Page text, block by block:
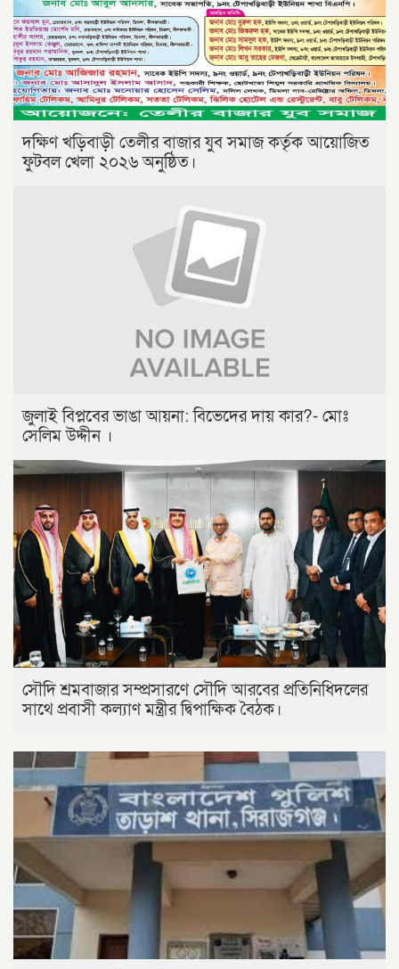
দক্ষিণ খড়িবাড়ী তেলীর বাজার যুব সমাজ কর্তৃক আয়োজিত
ফুটবল খেলা ২০২৬ অনুষ্ঠিত।
জুলাই বিপ্লবের ভাঙা আয়না: বিভেদের দায় কার?- মোঃ
সেলিম উদ্দীন ।
সৌদি শ্রমবাজার সম্প্রসারণে সৌদি আরবের প্রতিনিধিদলের
সাথে প্রবাসী কল্যাণ মন্ত্রীর দ্বিপাক্ষিক বৈঠক।